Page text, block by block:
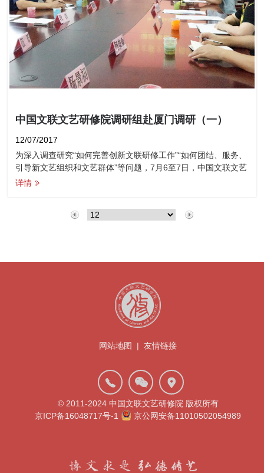
中国文联文艺研修院调研组赴厦门调研（一）
12/07/2017
为深入调查研究“如何完善创新文联研修工作”“如何团结、服务、
引导新文艺组织和文艺群体”等问题，7月6至7日，中国文联文艺
研修院副院长冀彦伟带队一行三人赴厦门开展调研。
详情
网站地图 | 友情链接
© 2011-2024 中国文联文艺研修院 版权所有
京ICP备16048717号-1
京公网安备11010502054989